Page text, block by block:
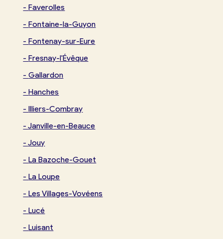
-Faverolles
-Fontaine-la-Guyon
-Fontenay-sur-Eure
-Fresnay-l'Évêque
-Gallardon
-Hanches
-Illiers-Combray
-Janville-en-Beauce
-Jouy
-La Bazoche-Gouet
-La Loupe
-Les Villages-Vovéens
-Lucé
-Luisant